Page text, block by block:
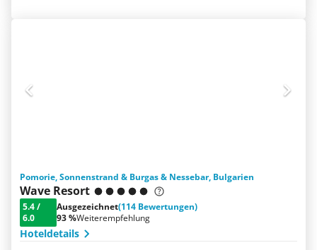
Pomorie, Sonnenstrand & Burgas & Nessebar, Bulgarien
Wave Resort
5.4/
6.0
Ausgezeichnet(114 Bewertungen)
93 %Weiterempfehlung
Hoteldetails